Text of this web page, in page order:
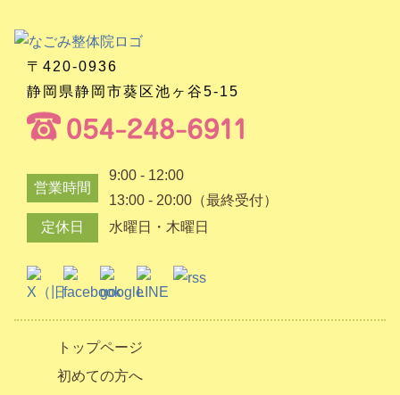
〒420-0936
静岡県静岡市葵区池ヶ谷5-15
営業時間
9:00 - 12:00
13:00 - 20:00（最終受付）
定休日
水曜日・木曜日
トップページ
初めての方へ